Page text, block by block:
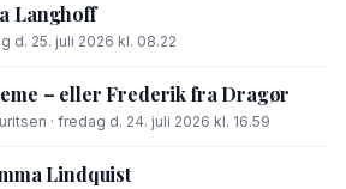
Langhoff
d. 25. juli 2026 kl. 08.22
– eller Frederik fra Dragør
· fredag d. 24. juli 2026 kl. 16.59
Lindquist